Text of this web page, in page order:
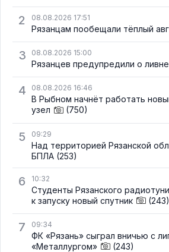
2 08.08.2026 17:51
Рязанцам пообещали тёплый
3 08.08.2026 15:00
Рязанцев предупредили о
4 08.08.2026 16:46
В Рыбном начнёт работать
узел
(750)
5 09:29
Над территорией Рязанской
БПЛА (253)
6 10:32
Студенты Рязанского
к запуску новый спутник
(243)
7 09:34
ФК «Рязань» сыграл вничью с
«Металлургом»
(243)